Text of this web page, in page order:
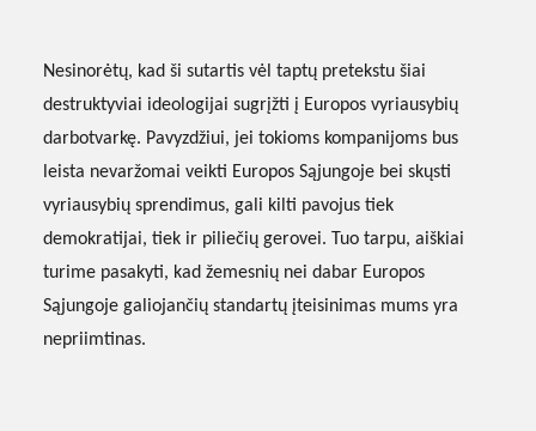
Nesinorėtų, kad ši sutartis vėl taptų pretekstu šiai
destruktyviai ideologijai sugrįžti į Europos vyriausybių
darbotvarkę. Pavyzdžiui, jei tokioms kompanijoms bus
leista nevaržomai veikti Europos Sąjungoje bei skųsti
vyriausybių sprendimus, gali kilti pavojus tiek
demokratijai, tiek ir piliečių gerovei. Tuo tarpu, aiškiai
turime pasakyti, kad žemesnių nei dabar Europos
Sąjungoje galiojančių standartų įteisinimas mums yra
nepriimtinas.